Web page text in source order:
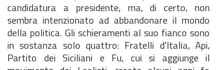
candidatura a presidente, ma, di certo, non
sembra intenzionato ad abbandonare il mondo
della politica. Gli schieramenti al suo fianco sono
in sostanza solo quattro: Fratelli d'Italia, Api,
Partito dei Siciliani e Fu, cui si aggiunge il